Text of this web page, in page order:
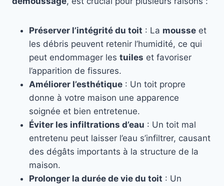
Préserver l’intégrité du toit : La mousse et
les débris peuvent retenir l’humidité, ce qui
peut endommager les tuiles et favoriser
l’apparition de fissures.
Améliorer l’esthétique : Un toit propre
donne à votre maison une apparence
soignée et bien entretenue.
Éviter les infiltrations d’eau : Un toit mal
entretenu peut laisser l’eau s’infiltrer, causant
des dégâts importants à la structure de la
maison.
Prolonger la durée de vie du toit : Un